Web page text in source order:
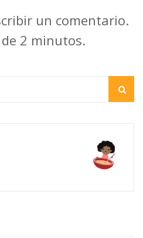
un comentario.
2 minutos.